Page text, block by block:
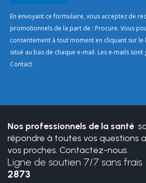
Constant
Contact
Use.
Please
leave
En envoyant ce formulaire, vous acceptez de
promotionnels de la part de : Procure. Vous
consentement à tout moment en cliquant sur
situé au bas de chaque e-mail. Les e-mails
Contact
Nos professionnels de la santé
répondre à toutes vos questions
vos proches. Contactez-nous.
Ligne de soutien 7/7 sans
2873